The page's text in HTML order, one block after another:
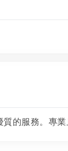
的服務。專業